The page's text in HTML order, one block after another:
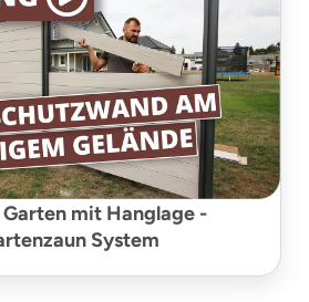
mit Hanglage -
System